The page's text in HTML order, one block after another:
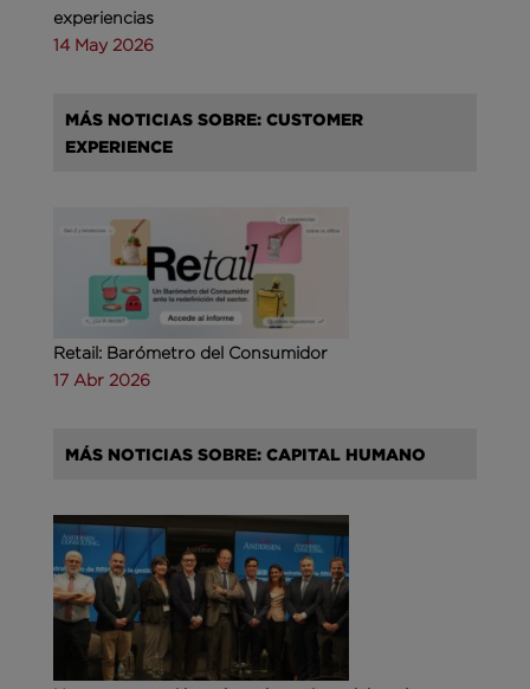
experiencias
14 May 2026
MÁS NOTICIAS SOBRE: CUSTOMER
EXPERIENCE
Retail: Barómetro del Consumidor
17 Abr 2026
MÁS NOTICIAS SOBRE: CAPITAL HUMANO